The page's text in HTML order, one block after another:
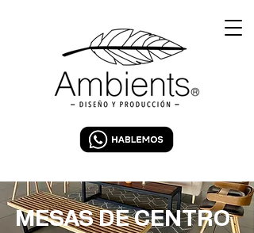
MESAS DE CENTRO